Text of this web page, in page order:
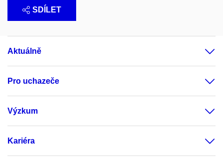
SDÍLET
Aktuálně
Pro uchazeče
Výzkum
Kariéra